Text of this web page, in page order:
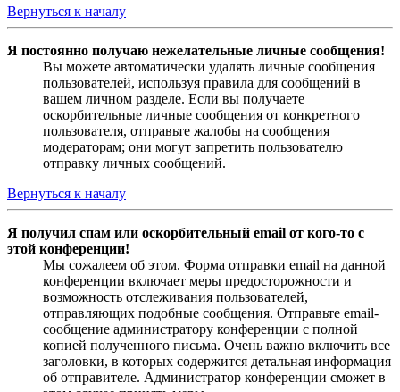
Вернуться к началу
Я постоянно получаю нежелательные личные сообщения!
Вы можете автоматически удалять личные сообщения
пользователей, используя правила для сообщений в
вашем личном разделе. Если вы получаете
оскорбительные личные сообщения от конкретного
пользователя, отправьте жалобы на сообщения
модераторам; они могут запретить пользователю
отправку личных сообщений.
Вернуться к началу
Я получил спам или оскорбительный email от кого-то с
этой конференции!
Мы сожалеем об этом. Форма отправки email на данной
конференции включает меры предосторожности и
возможность отслеживания пользователей,
отправляющих подобные сообщения. Отправьте email-
сообщение администратору конференции с полной
копией полученного письма. Очень важно включить все
заголовки, в которых содержится детальная информация
об отправителе. Администратор конференции сможет в